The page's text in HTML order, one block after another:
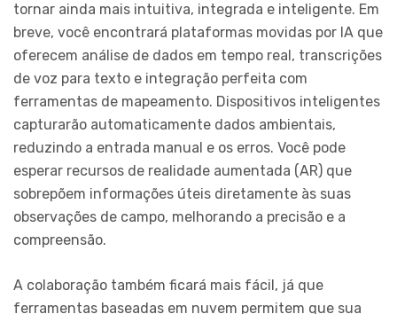
tornar ainda mais intuitiva, integrada e inteligente. Em
breve, você encontrará plataformas movidas por IA que
oferecem análise de dados em tempo real, transcrições
de voz para texto e integração perfeita com
ferramentas de mapeamento. Dispositivos inteligentes
capturarão automaticamente dados ambientais,
reduzindo a entrada manual e os erros. Você pode
esperar recursos de realidade aumentada (AR) que
sobrepõem informações úteis diretamente às suas
observações de campo, melhorando a precisão e a
compreensão.
A colaboração também ficará mais fácil, já que
ferramentas baseadas em nuvem permitem que sua